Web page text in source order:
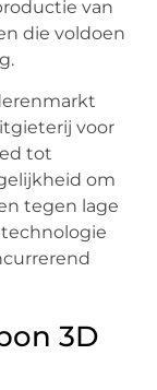
van
die voldoen
voor
tot
om
tegen lage
3D